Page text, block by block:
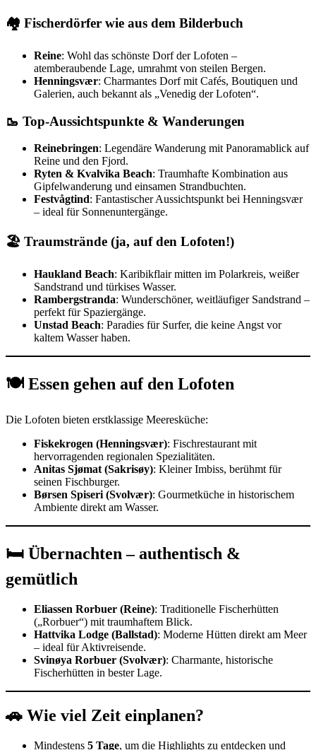
🏘️ Fischerdörfer wie aus dem Bilderbuch
Reine: Wohl das schönste Dorf der Lofoten –
atemberaubende Lage, umrahmt von steilen Bergen.
Henningsvær: Charmantes Dorf mit Cafés, Boutiquen und
Galerien, auch bekannt als „Venedig der Lofoten“.
🥾 Top-Aussichtspunkte & Wanderungen
Reinebringen: Legendäre Wanderung mit Panoramablick auf
Reine und den Fjord.
Ryten & Kvalvika Beach: Traumhafte Kombination aus
Gipfelwanderung und einsamen Strandbuchten.
Festvågtind: Fantastischer Aussichtspunkt bei Henningsvær
– ideal für Sonnenuntergänge.
🏖️ Traumstrände (ja, auf den Lofoten!)
Haukland Beach: Karibikflair mitten im Polarkreis, weißer
Sandstrand und türkises Wasser.
Rambergstranda: Wunderschöner, weitläufiger Sandstrand –
perfekt für Spaziergänge.
Unstad Beach: Paradies für Surfer, die keine Angst vor
kaltem Wasser haben.
🍽️ Essen gehen auf den Lofoten
Die Lofoten bieten erstklassige Meeresküche:
Fiskekrogen (Henningsvær): Fischrestaurant mit
hervorragenden regionalen Spezialitäten.
Anitas Sjømat (Sakrisøy): Kleiner Imbiss, berühmt für
seinen Fischburger.
Børsen Spiseri (Svolvær): Gourmetküche in historischem
Ambiente direkt am Wasser.
🛏️ Übernachten – authentisch &
gemütlich
Eliassen Rorbuer (Reine): Traditionelle Fischerhütten
(„Rorbuer“) mit traumhaftem Blick.
Hattvika Lodge (Ballstad): Moderne Hütten direkt am Meer
– ideal für Aktivreisende.
Svinøya Rorbuer (Svolvær): Charmante, historische
Fischerhütten in bester Lage.
🚗 Wie viel Zeit einplanen?
Mindestens 5 Tage, um die Highlights zu entdecken und